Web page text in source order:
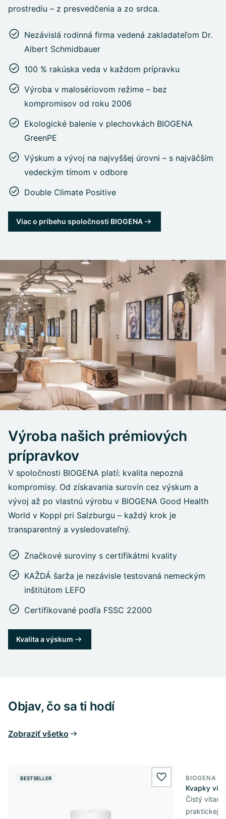
prostrediu – z presvedčenia a zo srdca.
Nezávislá rodinná firma vedená zakladateľom Dr.
Albert Schmidbauer
100 % rakúska veda v každom prípravku
Výroba v malosériovom režime – bez
kompromisov od roku 2006
Ekologické balenie v plechovkách BIOGENA
GreenPE
Výskum a vývoj na najvyššej úrovni – s najväčším
vedeckým tímom v odbore
Double Climate Positive
Viac o príbehu spoločnosti BIOGENA
Výroba našich prémiových
prípravkov
V spoločnosti BIOGENA platí: kvalita nepozná
kompromisy. Od získavania surovín cez výskum a
vývoj až po vlastnú výrobu v BIOGENA Good Health
World v Koppl pri Salzburgu – každý krok je
transparentný a vysledovateľný.
Značkové suroviny s certifikátmi kvality
KAŽDÁ šarža je nezávisle testovaná nemeckým
inštitútom LEFO
Certifikované podľa FSSC 22000
Kvalita a výskum
Objav, čo sa ti hodí
Zobraziť všetko
BESTSELLER wishlist.add
BIOGENA
Kvapky
Čistý
praktickej